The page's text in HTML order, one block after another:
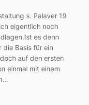
s. Palaver 19
eigentlich noch
es denn
die Basis für ein
auf den ersten
einmal mit einem